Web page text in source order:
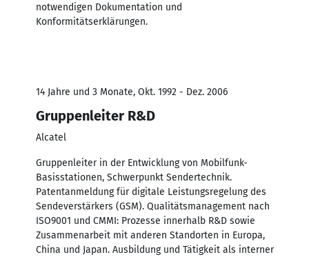
notwendigen Dokumentation und
Konformitätserklärungen.
14 Jahre und 3 Monate, Okt. 1992 - Dez. 2006
Gruppenleiter R&D
Alcatel
Gruppenleiter in der Entwicklung von Mobilfunk-
Basisstationen, Schwerpunkt Sendertechnik.
Patentanmeldung für digitale Leistungsregelung des
Sendeverstärkers (GSM). Qualitätsmanagement nach
ISO9001 und CMMI: Prozesse innerhalb R&D sowie
Zusammenarbeit mit anderen Standorten in Europa,
China und Japan. Ausbildung und Tätigkeit als interner